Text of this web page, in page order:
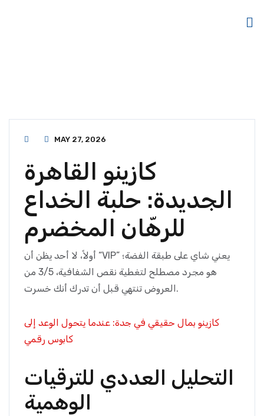
MAY 27, 2026
كازينو القاهرة
الجديدة: حلبة الخداع
للرهّان المخضرم
أولاً، لا أحد يظن أن “VIP” يعني شاي على طبقة الفضة؛
هو مجرد مصطلح لتغطية نقص الشفافية، 3/5 من
العروض تنتهي قبل أن تدرك أنك خسرت.
كازينو بمال حقيقي في جدة: عندما يتحول الوعد إلى
كابوس رقمي
التحليل العددي للترقيات
الوهمية